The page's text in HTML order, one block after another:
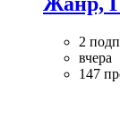
2
вчера
147